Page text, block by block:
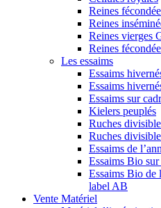
Reines
Reines
Reines vierges
Reines
Les essaims
Essaims
Essaims
Essaims sur
Kielers peuplés
Ruches
Ruches
Essaims de
Essaims Bio
Essaims Bio de
label AB
Vente Matériel